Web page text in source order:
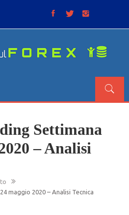
Settimana
– Analisi
maggio 2020 – Analisi Tecnica